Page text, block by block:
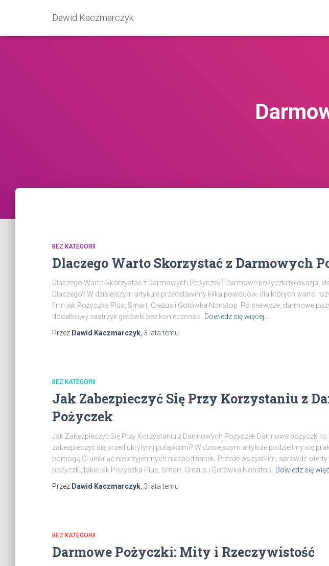
Dawid Kaczmarczyk
BEZ KATEGORII
Dlaczego Warto Skorzystać z Darmowych
Dlaczego Warto Skorzystać z Darmowych Pożyczek? Darmowe pożyczki to okazja,
Dlaczego? W dzisiejszym artykule przedstawimy kilka powodów, dla których warto
firm jak Pożyczka Plus, Smart, Crezus i Gotówka Nonstop. Po pierwsze, darmowe
dodatkowy zastrzyk gotówki bez konieczności Dowiedz się więcej…
Przez Dawid Kaczmarczyk 3 latatemu
BEZ KATEGORII
Jak Zabezpieczyć Się Przy Korzystaniu z
Pożyczek
Jak Zabezpieczyć Się Przy Korzystaniu z Darmowych Pożyczek Darmowe pożyczki to
zabezpieczyć się przed ukrytymi pułapkami? W dzisiejszym artykule podzielimy się
pomogą Ci uniknąć nieprzyjemnych niespodzianek. Przede wszystkim, sprawdź
pożyczki, takie jak Pożyczka Plus, Smart, Crezus i Gotówka Nonstop.
Dowiedz się
Przez Dawid Kaczmarczyk 3 latatemu
BEZ KATEGORII
Darmowe Pożyczki: Mity i Rzeczywistość